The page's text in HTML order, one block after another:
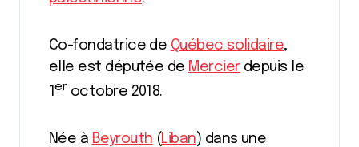
Co-fondatrice de Québec solidaire,
elle est députée de Mercierdepuis le
1er octobre 2018.
Née à Beyrouth (Liban) dans une